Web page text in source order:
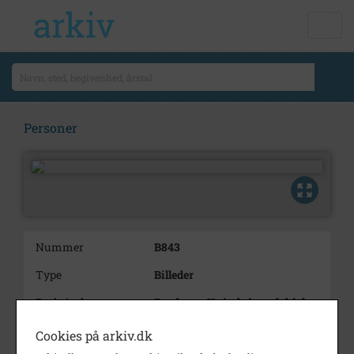
Personer
Nummer
B843
Type
Billeder
Beskrivelse
Brudepar. Kvinde i mørk kjole
Cookies på arkiv.dk